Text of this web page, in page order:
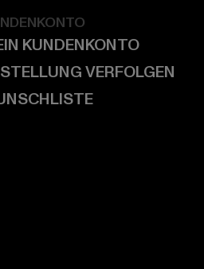
KUNDENKONTO
VERFOLGEN